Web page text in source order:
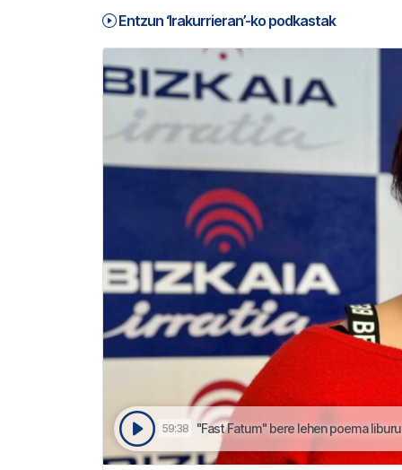
Entzun ‘Irakurrieran’-ko podkastak
59:38 "Fast Fatum" bere lehen poema